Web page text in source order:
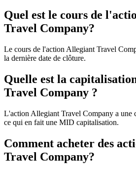
Quel est le cours de
Travel Company?
Le cours de l'action Allegiant Travel
la dernière date de clôture.
Quelle est la
Travel Company ?
L'action Allegiant Travel Company a une
ce qui en fait une MID capitalisation.
Comment acheter des
Travel Company?